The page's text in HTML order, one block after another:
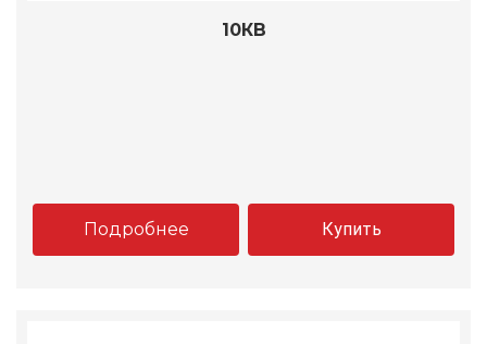
10КВ
Подробнее Купить